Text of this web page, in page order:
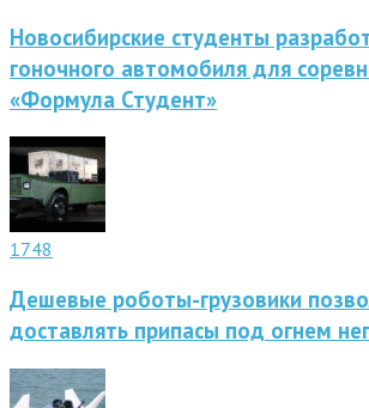
Новосибирские студенты
гоночного автомобиля для
«Формула Студент»
1748
Дешевые роботы-грузовики
доставлять припасы под огнем